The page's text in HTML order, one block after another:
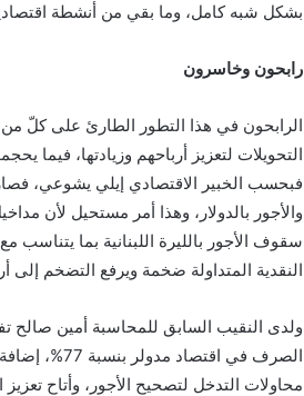
بشكل شبه كامل، وما بقي من أنشطة
رابحون وخاسرون
الرابحون في هذا التطور الطارئ على كلّ من
التحويلات لتعزيز أرباحهم وزيادتها، فيما
فبحسب الخبير الاقتصادي إيلي يشوعي،
والأجور بالدولار، وهذا أمر مستحيل لأن
سقوف الأجور بالليرة اللبنانية بما
النقدية المتداولة ضخمة ويرفع التضخم إلى
ولدى النقيب السابق للمحاسبة أمين صالح
الصرف في
محاولات التدخل لتصحيح الأجور، وأتاح تعزيز